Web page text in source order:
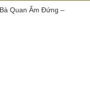
Quan Âm Đứng –